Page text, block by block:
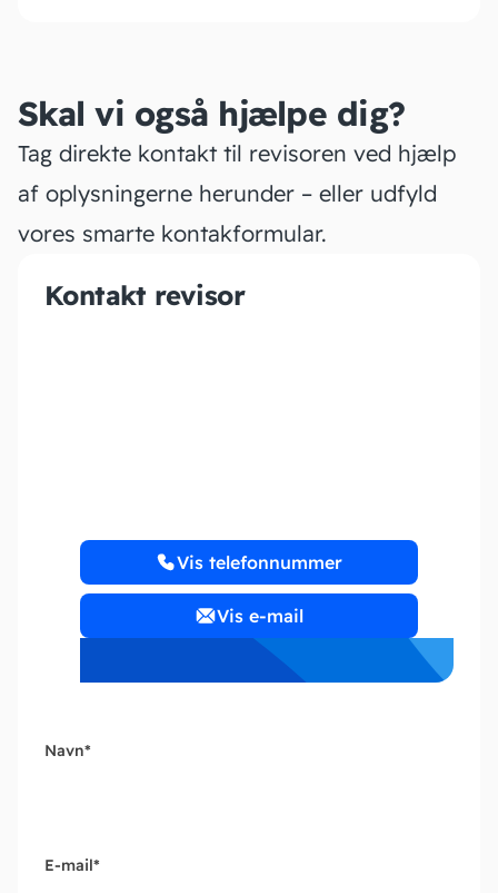
Skal vi også hjælpe dig?
Tag direkte kontakt til revisoren ved hjælp
af oplysningerne herunder – eller udfyld
vores smarte kontakformular.
Kontakt revisor
Vis telefonnummer
Vis e-mail
Navn*
E-mail*